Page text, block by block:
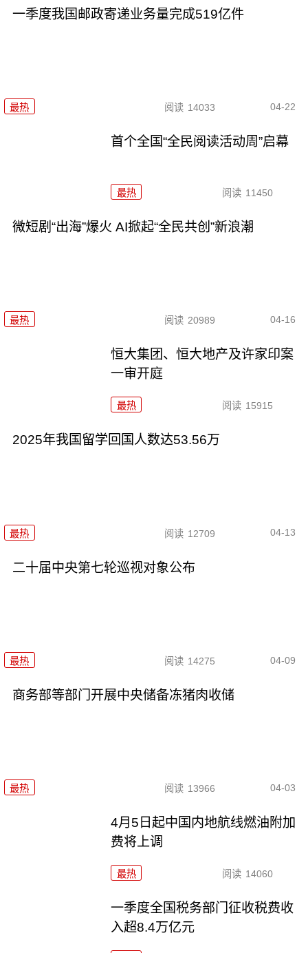
一季度我国邮政寄递业务量完成519亿件
最热 阅读 14033 04-22
首个全国“全民阅读活动周”启幕
最热 阅读 11450
微短剧“出海”爆火 AI掀起“全民共创”新浪潮
最热 阅读 20989 04-16
恒大集团、恒大地产及许家印案
一审开庭
最热 阅读 15915
2025年我国留学回国人数达53.56万
最热 阅读 12709 04-13
二十届中央第七轮巡视对象公布
最热 阅读 14275 04-09
商务部等部门开展中央储备冻猪肉收储
最热 阅读 13966 04-03
4月5日起中国内地航线燃油附加
费将上调
最热 阅读 14060
一季度全国税务部门征收税费收
入超8.4万亿元